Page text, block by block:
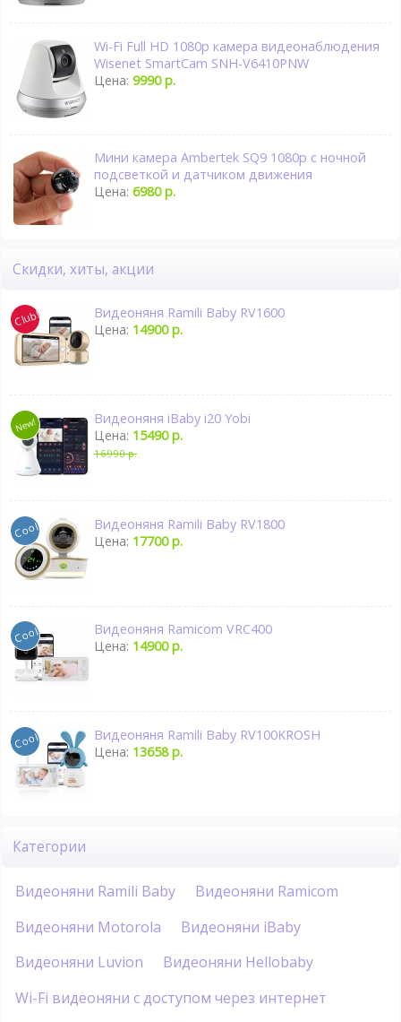
Wi-Fi Full HD 1080p камера видеонаблюдения
Wisenet SmartCam SNH-V6410PNW
Цена:9990 р.
Мини камера Ambertek SQ9 1080p с ночной
подсветкой и датчиком движения
Цена:6980 р.
Скидки, хиты, акции
Видеоняня Ramili Baby RV1600
Цена: 14900 р.
Видеоняня iBaby i20 Yobi
Цена: 15490 р.
16990 р.
Видеоняня Ramili Baby RV1800
Цена: 17700 р.
Видеоняня Ramicom VRC400
Цена: 14900 р.
Видеоняня Ramili Baby RV100KROSH
Цена: 13658 р.
Категории
Видеоняни Ramili Baby
Видеоняни Ramicom
Видеоняни Motorola
Видеоняни iBaby
Видеоняни Luvion
Видеоняни Hellobaby
Wi-Fi видеоняни с доступом через интернет